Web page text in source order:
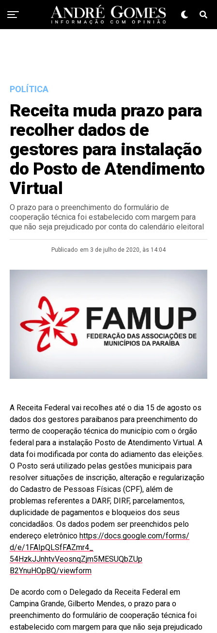
POLÍTICA
Receita muda prazo para
recolher dados de
gestores para instalação
do Posto de Atendimento
Virtual
O prazo para o preenchimento do formulário de
cooperação técnica foi estabelecido com margem para
que não seja prejudicado por conta do calendário eleitoral
Publicado em 3 de julho de 2020, às 14:04
A Receita Federal vai recolhes até o dia 15 de agosto os
dados dos gestores paraibanos para preenchimento do
termo de cooperação técnica do município com o órgão
federal para a instalação Posto de Atendimento Virtual. A
data foi modificada por conta do adiamento das eleições.
O Posto será utilizado pelas gestões municipais para
resolver situações de inscrição, alteração e regularização
do Cadastro de Pessoas Físicas (CPF), além de
problemas referentes a DARF, DIRF, parcelamentos,
duplicidade de pagamentos e bloqueios dos seus
concidadãos. Os dados podem ser preenchidos pelo
endereço eletrônico https://docs.google.com/forms/
d/e/1FAIpQLSfFAZmr4_
54HzkJJnhtvVeosnqZjm5MESUQbZUp
B2YnuHOpBQ/viewform
De acordo com o Delegado da Receita Federal em
Campina Grande, Gilberto Mendes, o prazo para o
preenchimento do formulário de cooperação técnica foi
estabelecido com margem para que não seja prejudicado